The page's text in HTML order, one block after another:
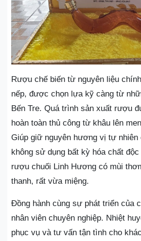
Rượu chế biến từ nguyên liệu
nếp, được chọn lựa kỹ càng từ
Bến Tre. Quá trình sản xuất rượu
hoàn toàn thủ công từ khâu lên
Giúp giữ nguyên hương vị tự nhiên
không sử dụng bất kỳ hóa chất
rượu chuối Linh Hương có mùi
thanh, rất vừa miệng.
Đồng hành cùng sự phát triển của
nhân viên chuyên nghiệp. Nhiệt
phục vụ và tư vấn tận tình cho